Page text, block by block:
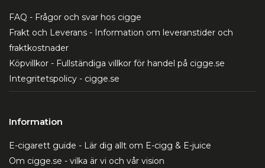
FAQ - Frågor och svar hos cigge
Frakt och Leverans - Information om leveranstider och
fraktkostnader
Köpvillkor - Fullständiga villkor för handel på cigge.se
Integritetspolicy - cigge.se
Information
E-cigarett guide - Lär dig allt om E-cigg & E-juice
Om cigge.se - vilka är vi och vår vision